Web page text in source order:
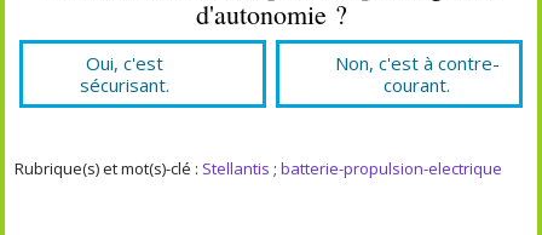
d'autonomie ?
Oui, c'est
sécurisant.
Non, c'est à contre-
courant.
Rubrique(s) et mot(s)-clé : Stellantis ;batterie-propulsion-electrique